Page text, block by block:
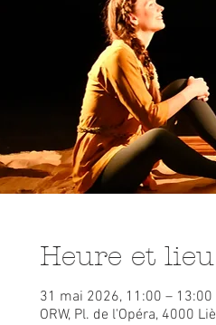
Heure et lieu
31 mai 2026, 11:00 – 13:00
ORW, Pl. de l'Opéra, 4000